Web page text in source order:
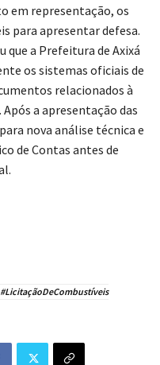
em representação, os
para apresentar defesa.
a Prefeitura de Axixá
os sistemas oficiais de
relacionados à
a apresentação das
nova análise técnica e
de Contas antes de